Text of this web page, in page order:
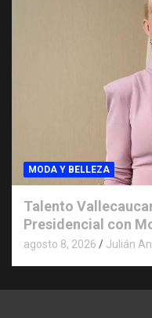
MODA Y BELLEZA
Talento
Presidencial con
agosto 8, 2026 Julián